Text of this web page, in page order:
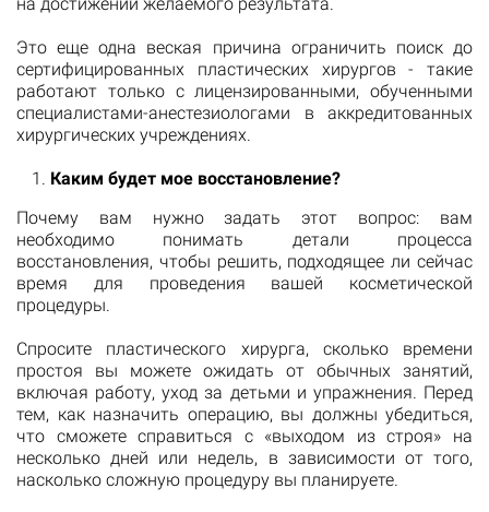
Это еще одна веская причина ограничить поиск до
сертифицированных пластических хирургов - такие
работают только с лицензированными, обученными
специалистами-анестезиологами в аккредитованных
хирургических учреждениях.
Каким будет мое восстановление?
Почему вам нужно задать этот вопрос: вам
необходимо понимать детали процесса
восстановления, чтобы решить, подходящее ли сейчас
время для проведения вашей косметической
процедуры.
Спросите пластического хирурга, сколько времени
простоя вы можете ожидать от обычных занятий,
включая работу, уход за детьми и упражнения. Перед
тем, как назначить операцию, вы должны убедиться,
что сможете справиться с «выходом из строя» на
несколько дней или недель, в зависимости от того,
насколько сложную процедуру вы планируете.